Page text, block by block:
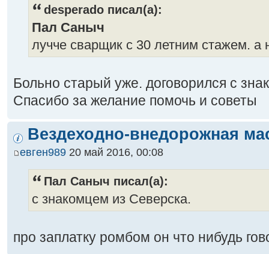
desperado писал(а):
Пал Саныч
лучче сварщик с 30 летним стажем. а
Больно старый уже. договорился с
Спасибо за желание помочь и советы
Вездеходно-внедорожная
евген989 20 май 2016, 00:08
Пал Саныч писал(а):
с знакомцем из Северска.
про заплатку ромбом он что нибудь